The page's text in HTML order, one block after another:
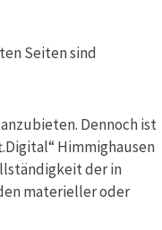
Seiten sind
Dennoch ist
Himmighausen
der in
materieller oder